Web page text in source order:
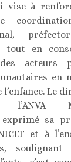
vise à
tout en
acteurs
en
Le
sa
et à
soulignant